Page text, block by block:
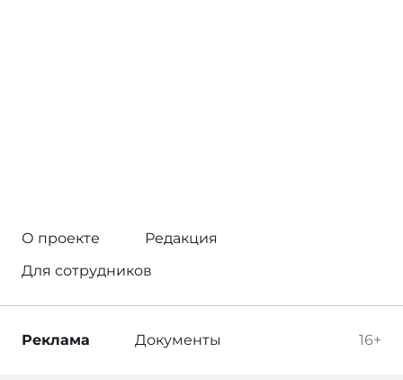
О проекте
Редакция
Для сотрудников
16+
Реклама Документы